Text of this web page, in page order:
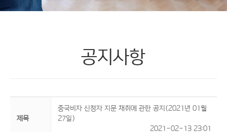
공지사항
제목
중국비자 신청자 지문 채취에 관한 공지(2021년 01월
27일)
2021-02-13 23:01